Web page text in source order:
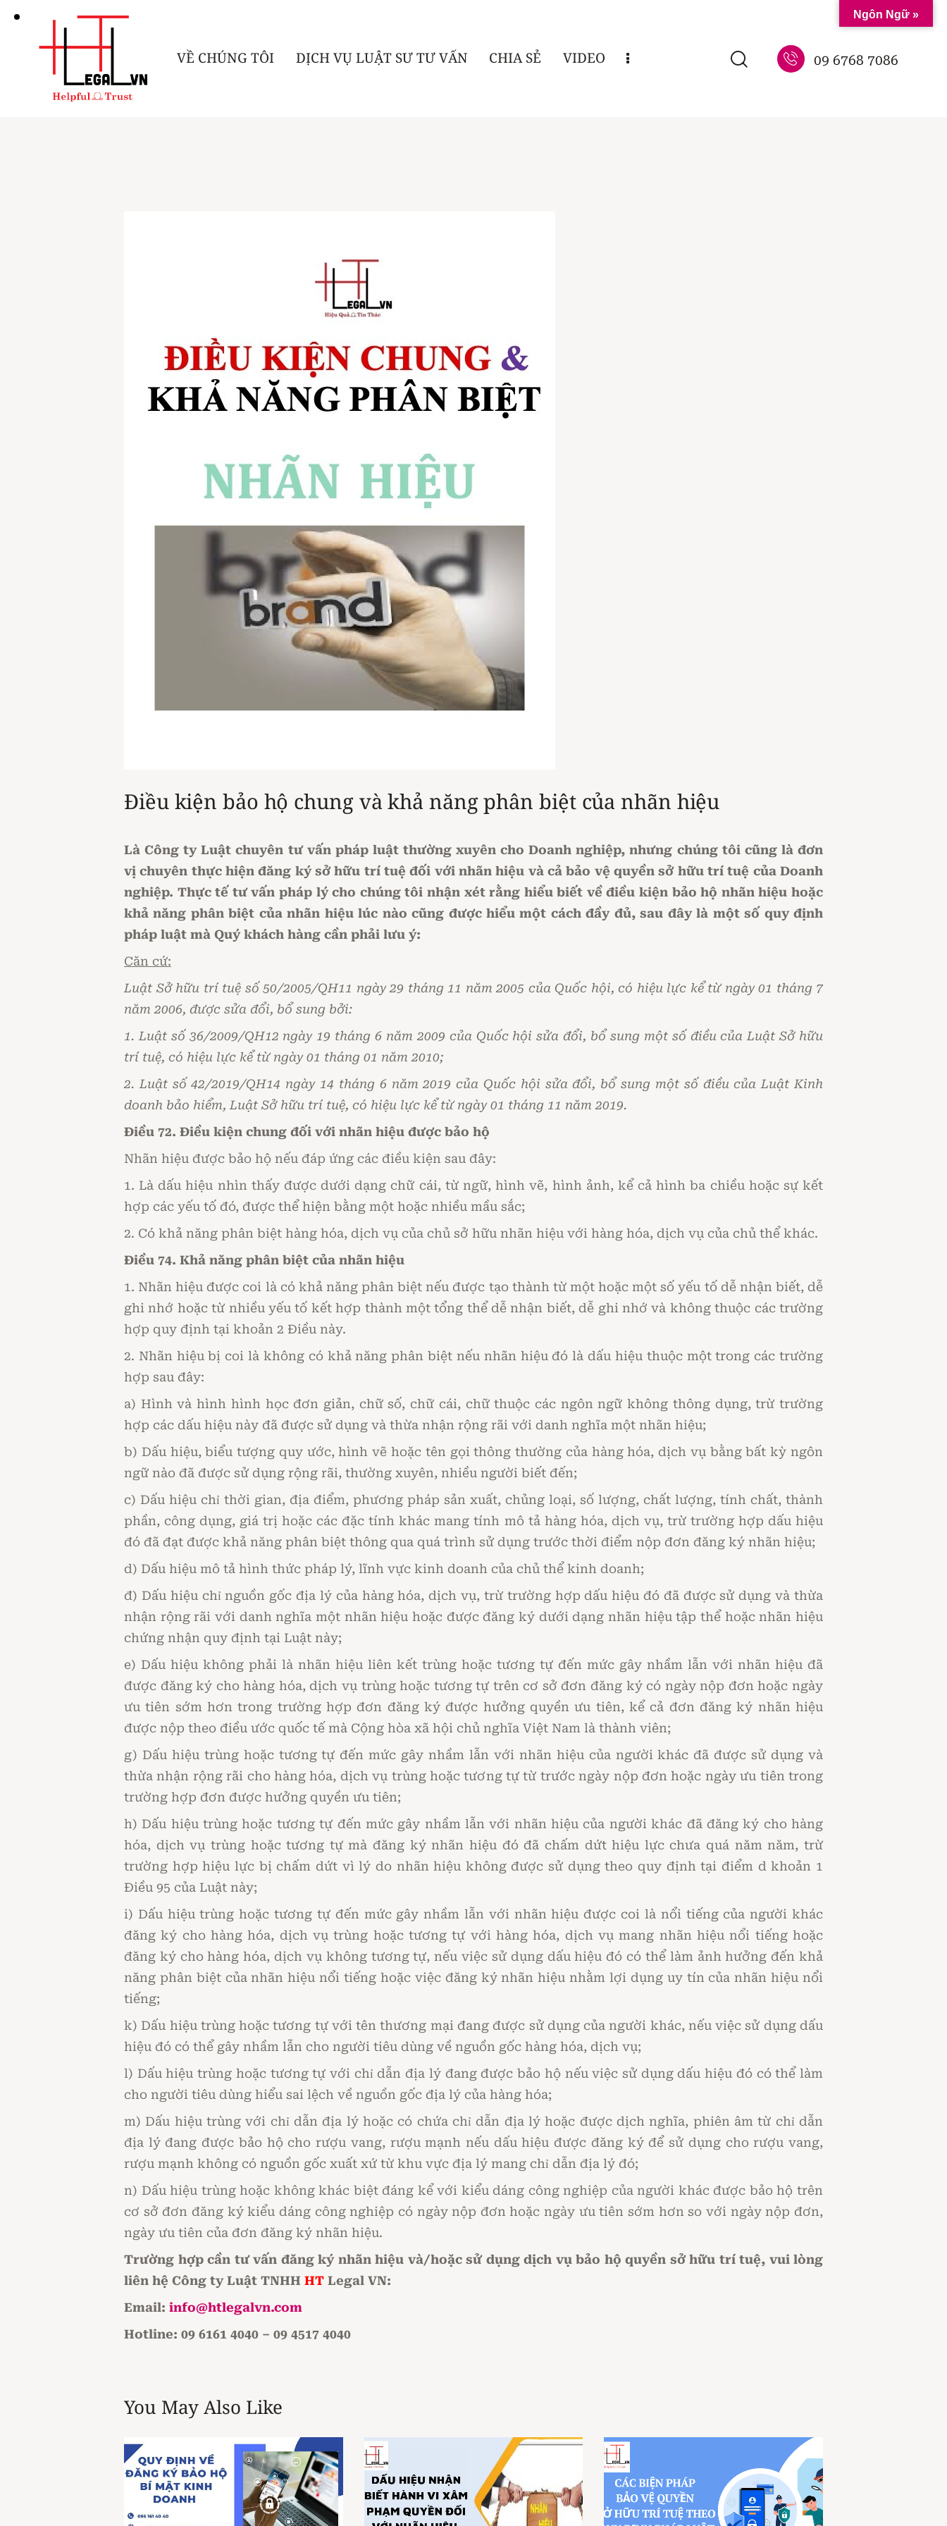
VỀ CHÚNG TÔI DỊCH VỤ LUẬT SƯ TƯ VẤN CHIA SẺ VIDEO 09 6768 7086
Điều kiện bảo hộ chung và khả năng phân biệt của nhãn hiệu
Là Công ty Luật chuyên tư vấn pháp luật thường xuyên cho Doanh nghiệp, nhưng chúng tôi cũng là đơn
vị chuyên thực hiện đăng ký sở hữu trí tuệ đối với nhãn hiệu và cả bảo vệ quyền sở hữu trí tuệ của Doanh
nghiệp. Thực tế tư vấn pháp lý cho chúng tôi nhận xét rằng hiểu biết về điều kiện bảo hộ nhãn hiệu hoặc
khả năng phân biệt của nhãn hiệu lúc nào cũng được hiểu một cách đầy đủ, sau đây là một số quy định
pháp luật mà Quý khách hàng cần phải lưu ý:
Căn cứ:
Luật Sở hữu trí tuệ số 50/2005/QH11 ngày 29 tháng 11 năm 2005 của Quốc hội, có hiệu lực kể từ ngày 01 tháng 7
năm 2006, được sửa đổi, bổ sung bởi:
1. Luật số 36/2009/QH12 ngày 19 tháng 6 năm 2009 của Quốc hội sửa đổi, bổ sung một số điều của Luật Sở hữu
trí tuệ, có hiệu lực kể từ ngày 01 tháng 01 năm 2010;
2. Luật số 42/2019/QH14 ngày 14 tháng 6 năm 2019 của Quốc hội sửa đổi, bổ sung một số điều của Luật Kinh
doanh bảo hiểm, Luật Sở hữu trí tuệ, có hiệu lực kể từ ngày 01 tháng 11 năm 2019.
Điều 72. Điều kiện chung đối với nhãn hiệu được bảo hộ
Nhãn hiệu được bảo hộ nếu đáp ứng các điều kiện sau đây:
1. Là dấu hiệu nhìn thấy được dưới dạng chữ cái, từ ngữ, hình vẽ, hình ảnh, kể cả hình ba chiều hoặc sự kết
hợp các yếu tố đó, được thể hiện bằng một hoặc nhiều mầu sắc;
2. Có khả năng phân biệt hàng hóa, dịch vụ của chủ sở hữu nhãn hiệu với hàng hóa, dịch vụ của chủ thể khác.
Điều 74. Khả năng phân biệt của nhãn hiệu
1. Nhãn hiệu được coi là có khả năng phân biệt nếu được tạo thành từ một hoặc một số yếu tố dễ nhận biết, dễ
ghi nhớ hoặc từ nhiều yếu tố kết hợp thành một tổng thể dễ nhận biết, dễ ghi nhớ và không thuộc các trường
hợp quy định tại khoản 2 Điều này.
2. Nhãn hiệu bị coi là không có khả năng phân biệt nếu nhãn hiệu đó là dấu hiệu thuộc một trong các trường
hợp sau đây:
a) Hình và hình hình học đơn giản, chữ số, chữ cái, chữ thuộc các ngôn ngữ không thông dụng, trừ trường
hợp các dấu hiệu này đã được sử dụng và thừa nhận rộng rãi với danh nghĩa một nhãn hiệu;
b) Dấu hiệu, biểu tượng quy ước, hình vẽ hoặc tên gọi thông thường của hàng hóa, dịch vụ bằng bất kỳ ngôn
ngữ nào đã được sử dụng rộng rãi, thường xuyên, nhiều người biết đến;
c) Dấu hiệu chỉ thời gian, địa điểm, phương pháp sản xuất, chủng loại, số lượng, chất lượng, tính chất, thành
phần, công dụng, giá trị hoặc các đặc tính khác mang tính mô tả hàng hóa, dịch vụ, trừ trường hợp dấu hiệu
đó đã đạt được khả năng phân biệt thông qua quá trình sử dụng trước thời điểm nộp đơn đăng ký nhãn hiệu;
d) Dấu hiệu mô tả hình thức pháp lý, lĩnh vực kinh doanh của chủ thể kinh doanh;
đ) Dấu hiệu chỉ nguồn gốc địa lý của hàng hóa, dịch vụ, trừ trường hợp dấu hiệu đó đã được sử dụng và thừa
nhận rộng rãi với danh nghĩa một nhãn hiệu hoặc được đăng ký dưới dạng nhãn hiệu tập thể hoặc nhãn hiệu
chứng nhận quy định tại Luật này;
e) Dấu hiệu không phải là nhãn hiệu liên kết trùng hoặc tương tự đến mức gây nhầm lẫn với nhãn hiệu đã
được đăng ký cho hàng hóa, dịch vụ trùng hoặc tương tự trên cơ sở đơn đăng ký có ngày nộp đơn hoặc ngày
ưu tiên sớm hơn trong trường hợp đơn đăng ký được hưởng quyền ưu tiên, kể cả đơn đăng ký nhãn hiệu
được nộp theo điều ước quốc tế mà Cộng hòa xã hội chủ nghĩa Việt Nam là thành viên;
g) Dấu hiệu trùng hoặc tương tự đến mức gây nhầm lẫn với nhãn hiệu của người khác đã được sử dụng và
thừa nhận rộng rãi cho hàng hóa, dịch vụ trùng hoặc tương tự từ trước ngày nộp đơn hoặc ngày ưu tiên trong
trường hợp đơn được hưởng quyền ưu tiên;
h) Dấu hiệu trùng hoặc tương tự đến mức gây nhầm lẫn với nhãn hiệu của người khác đã đăng ký cho hàng
hóa, dịch vụ trùng hoặc tương tự mà đăng ký nhãn hiệu đó đã chấm dứt hiệu lực chưa quá năm năm, trừ
trường hợp hiệu lực bị chấm dứt vì lý do nhãn hiệu không được sử dụng theo quy định tại điểm d khoản 1
Điều 95 của Luật này;
i) Dấu hiệu trùng hoặc tương tự đến mức gây nhầm lẫn với nhãn hiệu được coi là nổi tiếng của người khác
đăng ký cho hàng hóa, dịch vụ trùng hoặc tương tự với hàng hóa, dịch vụ mang nhãn hiệu nổi tiếng hoặc
đăng ký cho hàng hóa, dịch vụ không tương tự, nếu việc sử dụng dấu hiệu đó có thể làm ảnh hưởng đến khả
năng phân biệt của nhãn hiệu nổi tiếng hoặc việc đăng ký nhãn hiệu nhằm lợi dụng uy tín của nhãn hiệu nổi
tiếng;
k) Dấu hiệu trùng hoặc tương tự với tên thương mại đang được sử dụng của người khác, nếu việc sử dụng dấu
hiệu đó có thể gây nhầm lẫn cho người tiêu dùng về nguồn gốc hàng hóa, dịch vụ;
l) Dấu hiệu trùng hoặc tương tự với chỉ dẫn địa lý đang được bảo hộ nếu việc sử dụng dấu hiệu đó có thể làm
cho người tiêu dùng hiểu sai lệch về nguồn gốc địa lý của hàng hóa;
m) Dấu hiệu trùng với chỉ dẫn địa lý hoặc có chứa chỉ dẫn địa lý hoặc được dịch nghĩa, phiên âm từ chỉ dẫn
địa lý đang được bảo hộ cho rượu vang, rượu mạnh nếu dấu hiệu được đăng ký để sử dụng cho rượu vang,
rượu mạnh không có nguồn gốc xuất xứ từ khu vực địa lý mang chỉ dẫn địa lý đó;
n) Dấu hiệu trùng hoặc không khác biệt đáng kể với kiểu dáng công nghiệp của người khác được bảo hộ trên
cơ sở đơn đăng ký kiểu dáng công nghiệp có ngày nộp đơn hoặc ngày ưu tiên sớm hơn so với ngày nộp đơn,
ngày ưu tiên của đơn đăng ký nhãn hiệu.
Trường hợp cần tư vấn đăng ký nhãn hiệu và/hoặc sử dụng dịch vụ bảo hộ quyền sở hữu trí tuệ, vui lòng
liên hệ Công ty Luật TNHH HT Legal VN:
Email: info@htlegalvn.com
Hotline: 09 6161 4040 – 09 4517 4040
You May Also Like
Ngôn Ngữ »